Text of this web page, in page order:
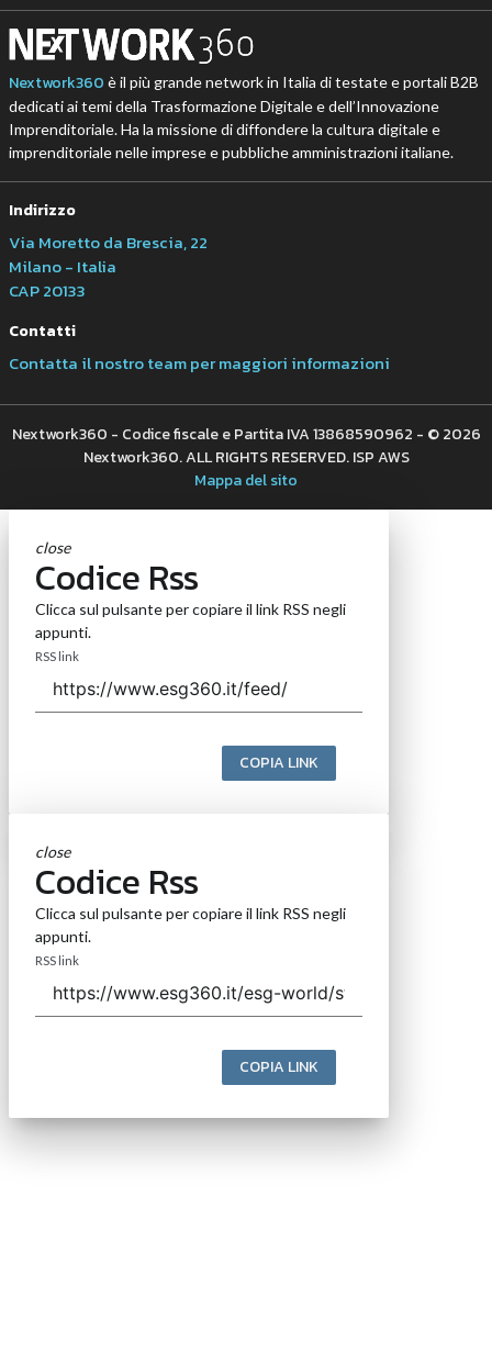
Nextwork360 è il più grande network in Italia di testate e portali B2B
dedicati ai temi della Trasformazione Digitale e dell’Innovazione
Imprenditoriale. Ha la missione di diffondere la cultura digitale e
imprenditoriale nelle imprese e pubbliche amministrazioni italiane.
Indirizzo
Via Moretto da Brescia, 22
Milano - Italia
CAP 20133
Contatti
Contatta il nostro team per maggiori informazioni
Nextwork360 - Codice fiscale e Partita IVA 13868590962 - © 2026
Nextwork360. ALL RIGHTS RESERVED. ISP AWS
Mappa del sito
close
Codice Rss
Clicca sul pulsante per copiare il link RSS negli
appunti.
RSS link
COPIA LINK
close
Codice Rss
Clicca sul pulsante per copiare il link RSS negli
appunti.
RSS link
COPIA LINK